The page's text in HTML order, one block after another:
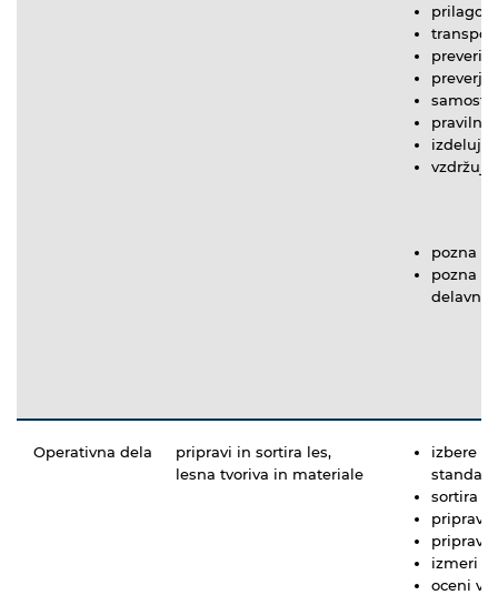
preveri
preverja
pravilno
izdeluje
pozna
pozna
delavnici
Operativna dela
pripravi in sortira les,
lesna tvoriva in materiale
izbere
sortira
pripravi
pripravi
izmeri
oceni